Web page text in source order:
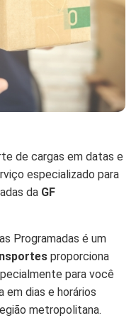
de cargas em datas e
especializado para
da GF
Programadas é um
proporciona
para você
em dias e horários
metropolitana.